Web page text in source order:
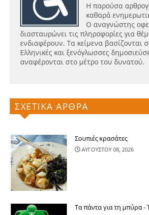
Η παρούσα
καθαρά
Ο αναγνώστης
διασταυρώνει τις πληροφορίες για
ενδιαφέρουν. Τα κείμενα βασίζονται
Ελληνικές και ξενόγλωσσες
αναφέρονται στο μέτρο του δυνατού.
ΣΧΕΤΙΚΑ ΑΡΘΡΑ
Σουπιές κρασάτες
ΑΥΓΟΥΣΤΟΥ 08, 2026
Τα πάντα για τη μπύρα -